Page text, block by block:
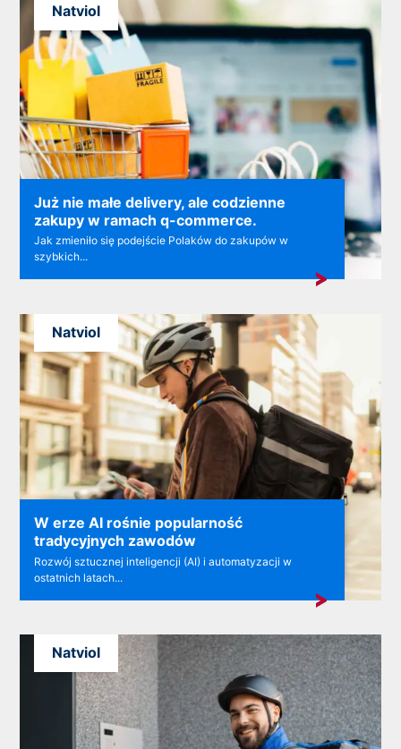
Już nie małe delivery, ale codzienne
zakupy w ramach q-commerce.
Jak zmieniło się podejście Polaków do zakupów w
szybkich...
Natviol
W erze AI rośnie popularność
tradycyjnych zawodów
Rozwój sztucznej inteligencji (AI) i automatyzacji w
ostatnich latach...
Natviol
Natviol